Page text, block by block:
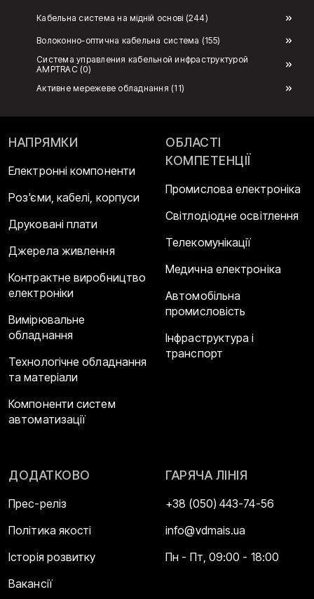
Кабельна система на мідній основі (244)
Волоконно-оптична кабельна система (155)
Система управления кабельной инфраструктурой
AMPTRAC (0)
Активне мережеве обладнання (11)
НАПРЯМКИ
Електронні компоненти
Роз'єми, кабелі, корпуси
Друковані плати
Джерела живлення
Контрактне виробництво
електроніки
Вимірювальне
обладнання
Технологічне обладнання
та матеріали
Компоненти систем
автоматизації
ОБЛАСТІ
КОМПЕТЕНЦІЇ
Промислова електроніка
Світлодіодне освітлення
Телекомунікації
Медична електроніка
Автомобільна
промисловість
Інфраструктура і
транспорт
ДОДАТКОВО
Прес-реліз
Політика якості
Історія розвитку
Вакансії
ГАРЯЧА ЛІНІЯ
+38 (050) 443-74-56
info@vdmais.ua
Пн - Пт, 09:00 - 18:00